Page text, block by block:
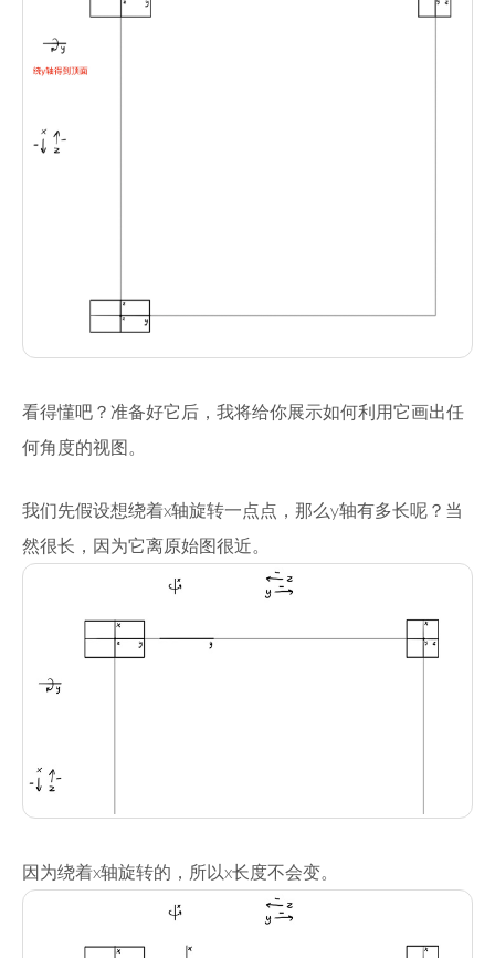
看得懂吧？准备好它后，我将给你展示如何利用它画出任
何角度的视图。
我们先假设想绕着x轴旋转一点点，那么y轴有多长呢？当
然很长，因为它离原始图很近。
因为绕着x轴旋转的，所以x长度不会变。